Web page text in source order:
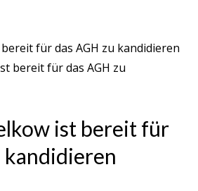
für das AGH zu kandidieren
ist bereit für
kandidieren